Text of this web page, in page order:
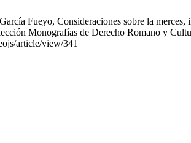
Fueyo, Consideraciones sobre la
Monografías de Derecho Romano y
article/view/341